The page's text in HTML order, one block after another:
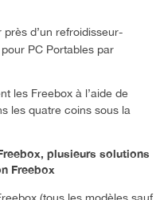
d’un refroidisseur-
PC Portables par
les Freebox à l’aide de
les quatre coins sous la
plusieurs solutions
Freebox